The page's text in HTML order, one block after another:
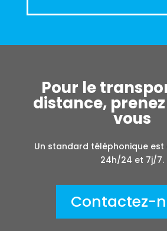
Pour le
distance,
vous
Un standard téléphonique
24h/24 et 7j/7.
Contactez-